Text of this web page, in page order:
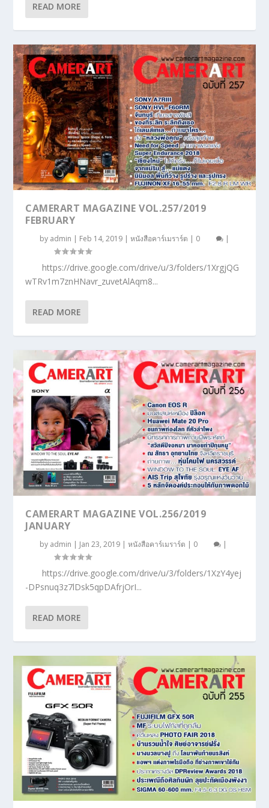
READ MORE
CAMERART MAGAZINE VOL.257/2019
FEBRUARY
by admin | Feb 14, 2019 |หนังสือคาร์เมราร์ต | 0 |
https://drive.google.com/drive/u/3/folders/1XrgjQG
wTRv1m7znHNavr_zuvetAlAqm8...
READ MORE
CAMERART MAGAZINE VOL.256/2019
JANUARY
by admin | Jan 23, 2019 |หนังสือคาร์เมราร์ต | 0 |
https://drive.google.com/drive/u/3/folders/1XzY4yej
-DPsnuq3z7lDsk5qpDAfrjOrI...
READ MORE